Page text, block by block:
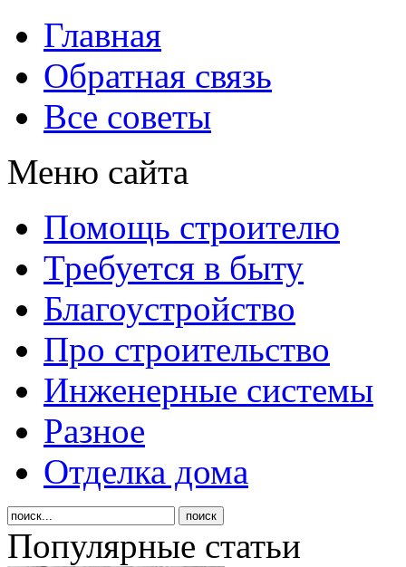
Главная
Обратная связь
Все советы
Меню сайта
Помощь строителю
Требуется в быту
Благоустройство
Про строительство
Инженерные системы
Разное
Отделка дома
Популярные статьи